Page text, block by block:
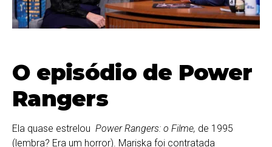
O episódio de Power
Rangers
Ela quase estrelou Power Rangers: o Filme, de 1995
(lembra? Era um horror). Mariska foi contratada